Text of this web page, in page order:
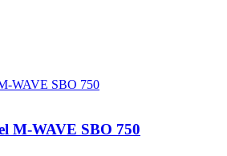
M-WAVE SBO 750